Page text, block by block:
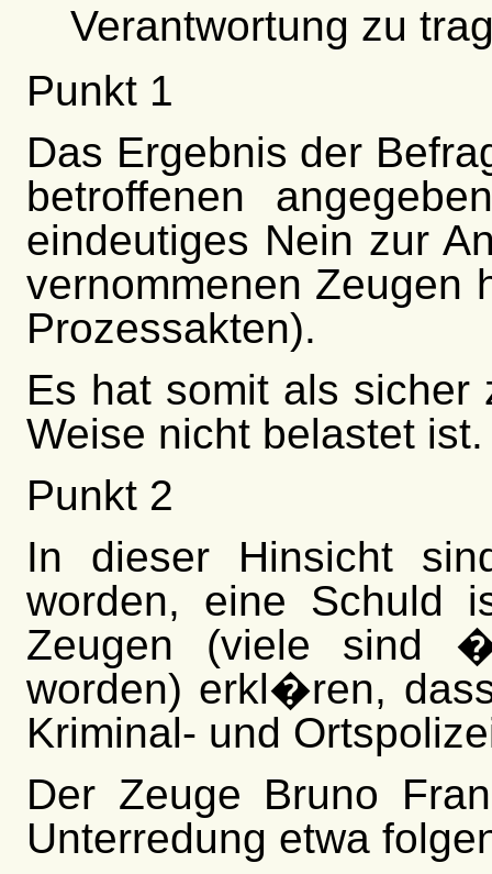
Verantwortung zu
Punkt 1
Das Ergebnis der
betroffenen
eindeutiges Nein zur
vernommenen Zeugen
Prozessakten).
Es hat somit als
Weise nicht belastet ist.
Punkt 2
In dieser Hinsicht
worden, eine Schuld
Zeugen (viele sind
worden) erkl�ren,
Kriminal- und
Der Zeuge Bruno
Unterredung etwa